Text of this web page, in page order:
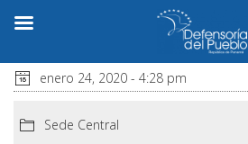
enero 24, 2020 - 4:28 pm
Sede Central